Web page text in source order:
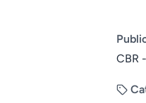
CBR